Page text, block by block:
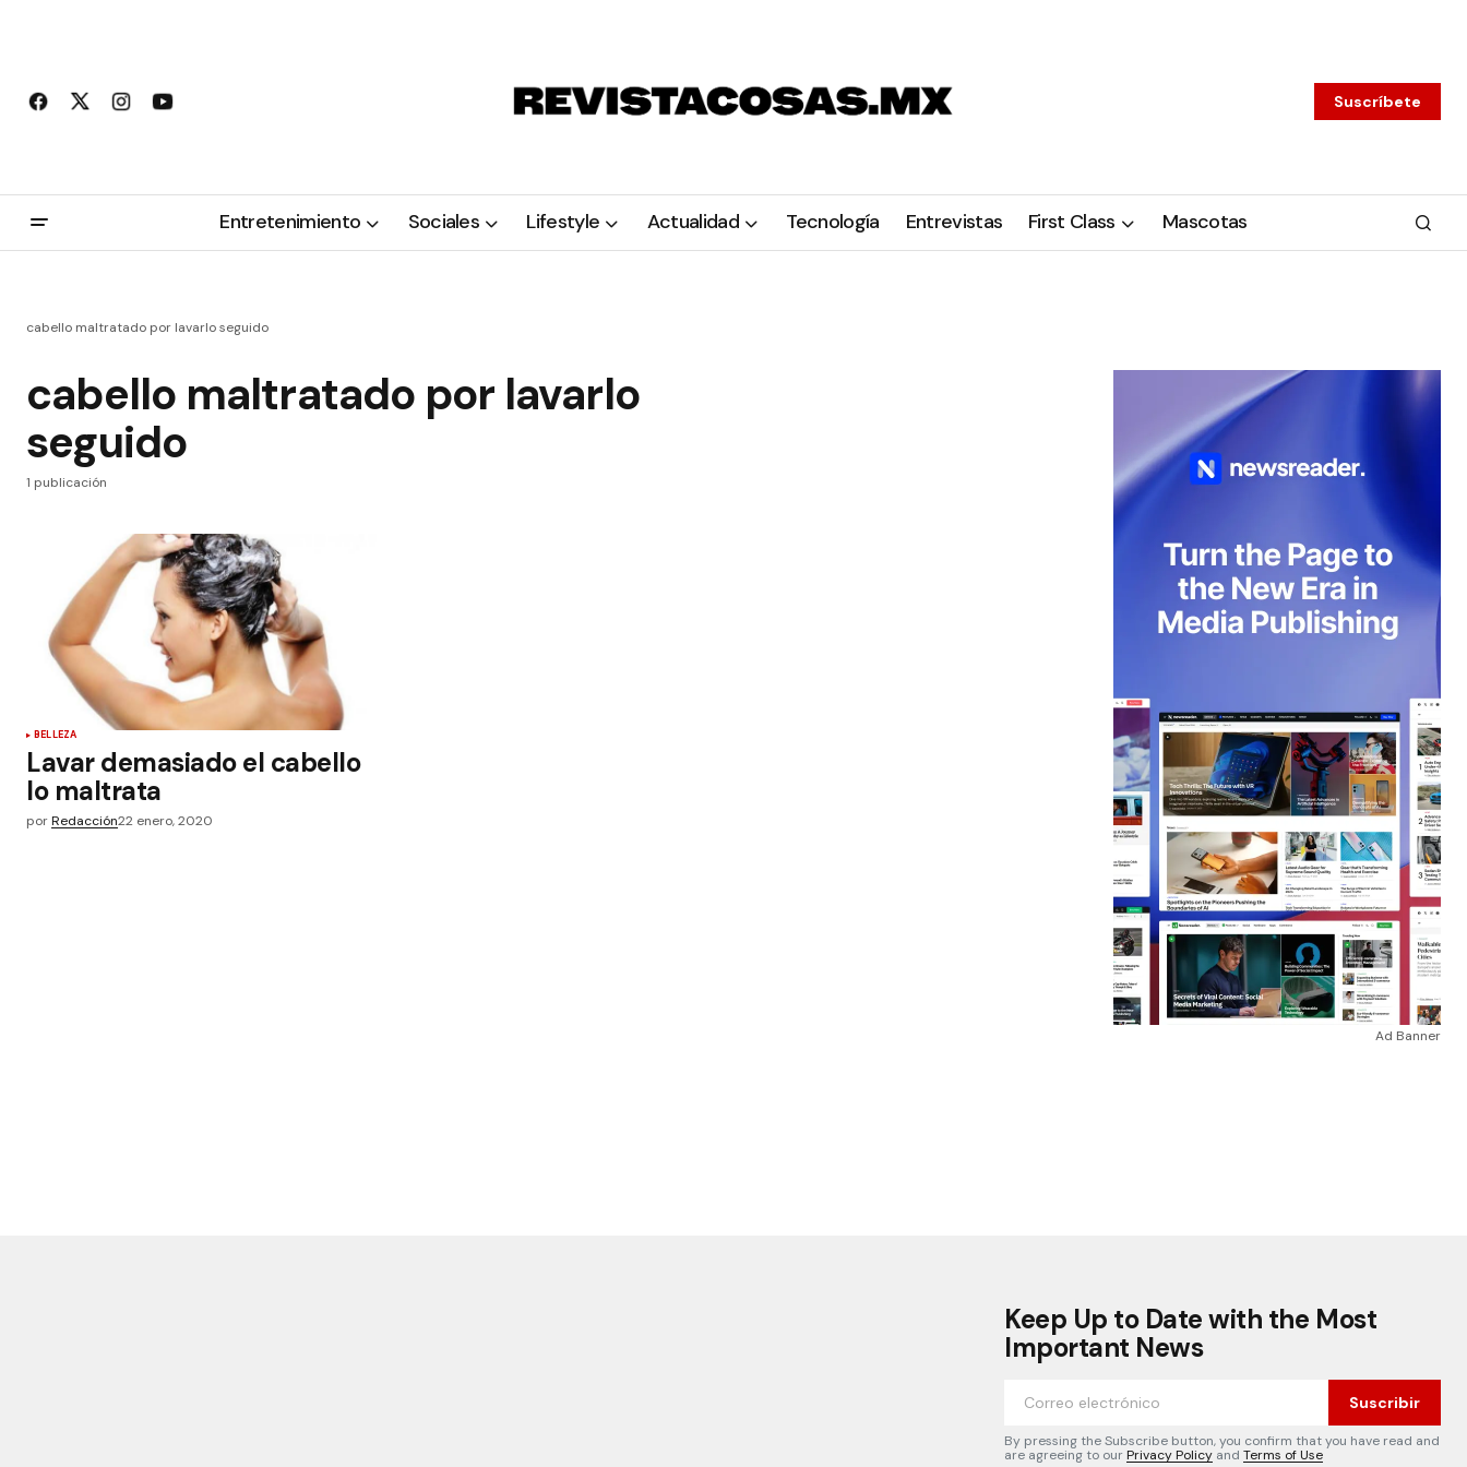
Suscríbete
Entretenimiento Sociales Lifestyle Actualidad Tecnología Entrevistas First Class Mascotas
cabello maltratado por lavarlo seguido
cabello maltratado por lavarlo
seguido
1 publicación
BELLEZA
Lavar demasiado el cabello
lo maltrata
porRedacción22 enero, 2020
Ad Banner
Keep Up to Date with the Most
Important News
Suscribir
By pressing the Subscribe button, you confirm that you have read and
are agreeing to ourPrivacy Policy and Terms of Use